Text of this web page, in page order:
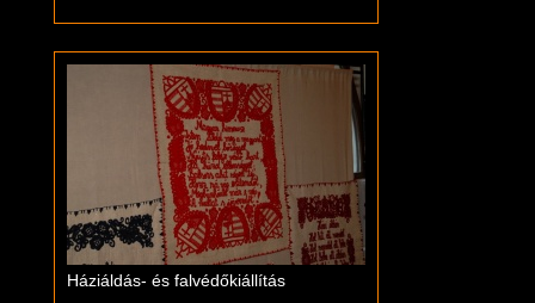
Háziáldás- és falvédőkiállítás